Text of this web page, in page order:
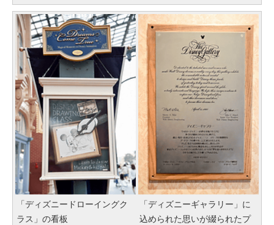
「ディズニードローイングク
ラス」の看板
「ディズニーギャラリー」に
込められた思いが綴られたプ